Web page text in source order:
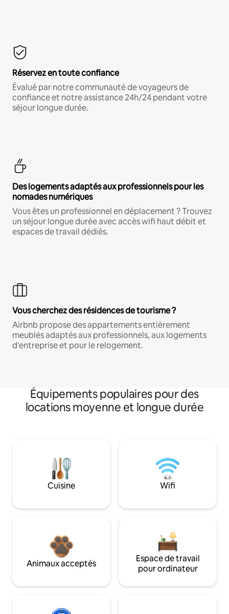
Réservez en toute confiance
Évalué par notre communauté de voyageurs de
confiance et notre assistance 24h/24 pendant votre
séjour longue durée.
Des logements adaptés aux professionnels pour les
nomades numériques
Vous êtes un professionnel en déplacement ? Trouvez
un séjour longue durée avec accès wifi haut débit et
espaces de travail dédiés.
Vous cherchez des résidences de tourisme ?
Airbnb propose des appartements entièrement
meublés adaptés aux professionnels, aux logements
d'entreprise et pour le relogement.
Équipements populaires pour des
locations moyenne et longue durée
Cuisine Wifi
Animaux acceptés
Espace de travail
pour ordinateur